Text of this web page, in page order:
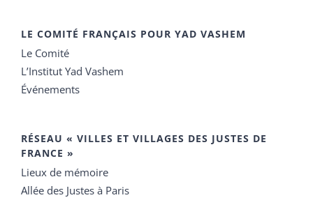
LE COMITÉ FRANÇAIS POUR YAD VASHEM
Le Comité
L’Institut Yad Vashem
Événements
RÉSEAU « VILLES ET VILLAGES DES JUSTES DE
FRANCE »
Lieux de mémoire
Allée des Justes à Paris